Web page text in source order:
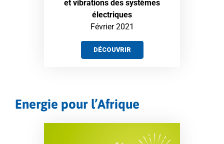
et vibrations des systèmes
électriques
Février 2021
DÉCOUVRIR
Energie pour l’Afrique